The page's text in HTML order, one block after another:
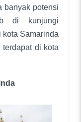
banyak potensi
di kunjungi
Samarinda
di kota